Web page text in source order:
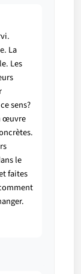
La
Les
sens?
œuvre
le
faites